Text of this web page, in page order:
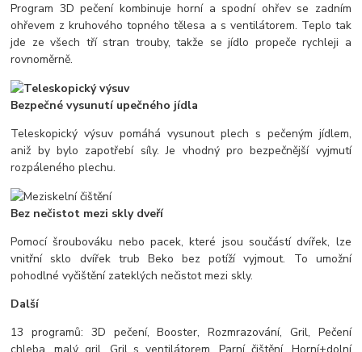
Program 3D pečení kombinuje horní a spodní ohřev se zadním
ohřevem z kruhového topného tělesa a s ventilátorem. Teplo tak
jde ze všech tří stran trouby, takže se jídlo propeče rychleji a
rovnoměrně.
Bezpečné vysunutí upečného jídla
Teleskopický výsuv pomáhá vysunout plech s pečeným jídlem,
aniž by bylo zapotřebí síly. Je vhodný pro bezpečnější vyjmutí
rozpáleného plechu.
Bez nečistot mezi skly dveří
Pomocí šroubováku nebo pacek, které jsou součástí dvířek, lze
vnitřní sklo dvířek trub Beko bez potíží vyjmout. To umožní
pohodlné vyčištění zateklých nečistot mezi skly.
Další
13 programů: 3D pečení, Booster, Rozmrazování, Gril, Pečení